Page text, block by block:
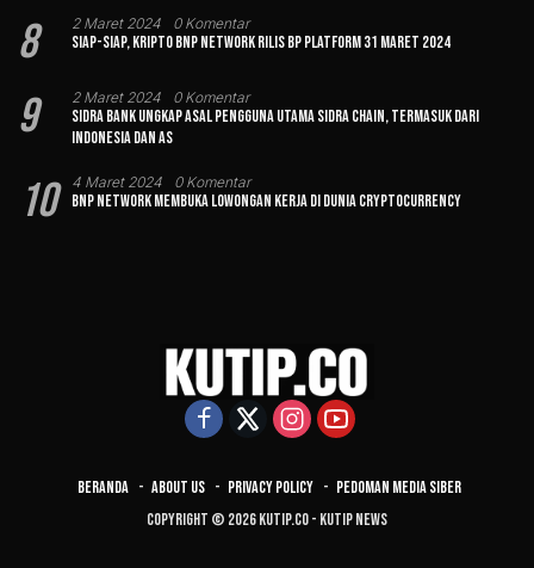
8 2 Maret 2024 0 Komentar
Siap-siap, Kripto BNP Network Rilis BP Platform 31 Maret 2024
9 2 Maret 2024 0 Komentar
Sidra Bank Ungkap Asal Pengguna Utama Sidra Chain, Termasuk dari
Indonesia dan AS
10 4 Maret 2024 0 Komentar
BNP Network Membuka Lowongan Kerja di Dunia Cryptocurrency
Beranda About Us Privacy Policy
Pedoman Media Siber
Copyright © 2026 Kutip.co - Kutip News